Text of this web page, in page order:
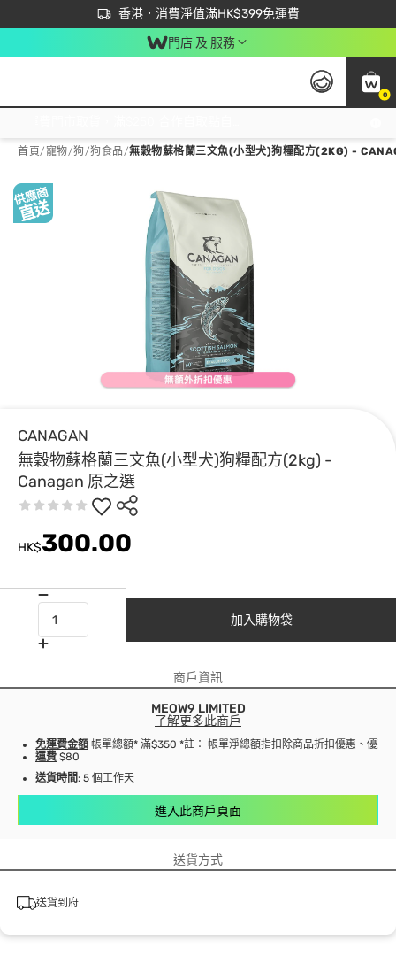
香港．消費淨值滿HK$399免運費
立即成為易賞錢會員盡享獨家優惠
首次APP下單買滿$450 輸入 NEWAPP 即減$50
門店 及 服務
0
首頁/寵物/狗/狗食品/無穀物蘇格蘭三文魚(小型犬)狗糧配方(2KG) -
CANAGAN
無穀物蘇格蘭三文魚(小型犬)狗糧配方(2kg) -
Canagan 原之選
HK$300.00
加入購物袋
商戶資訊
MEOW9 LIMITED
了解更多此商戶
免運費金額 帳單總額* 滿$350 *註： 帳單淨總額指扣除商品折扣優惠、優惠
運費 $80
送貨時間: 5 個工作天
進入此商戶頁面
送貨方式
送貨到府